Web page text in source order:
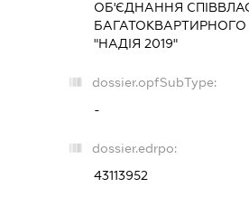
ОБ'ЄДНАННЯ
"НАДІЯ 2019"
dossier.opfSubType:
-
dossier.edrpo:
43113952